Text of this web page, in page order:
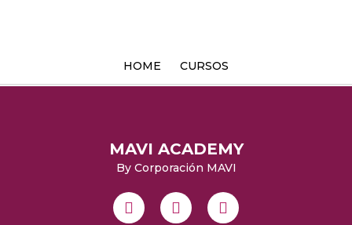
HOME CURSOS
MAVI ACADEMY
By Corporación MAVI
I
n
Y
o
T
i